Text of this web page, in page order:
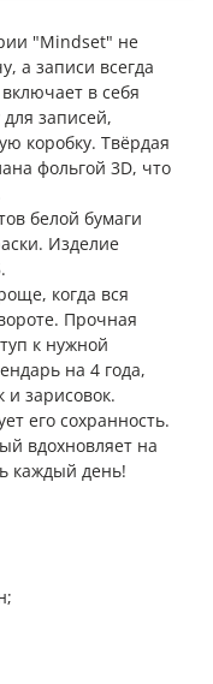
"Mindset" не
а записи всегда
в себя
записей,
коробку. Твёрдая
фольгой 3D, что
белой бумаги
Изделие
когда вся
Прочная
к нужной
на 4 года,
и зарисовок.
его сохранность.
вдохновляет на
каждый день!